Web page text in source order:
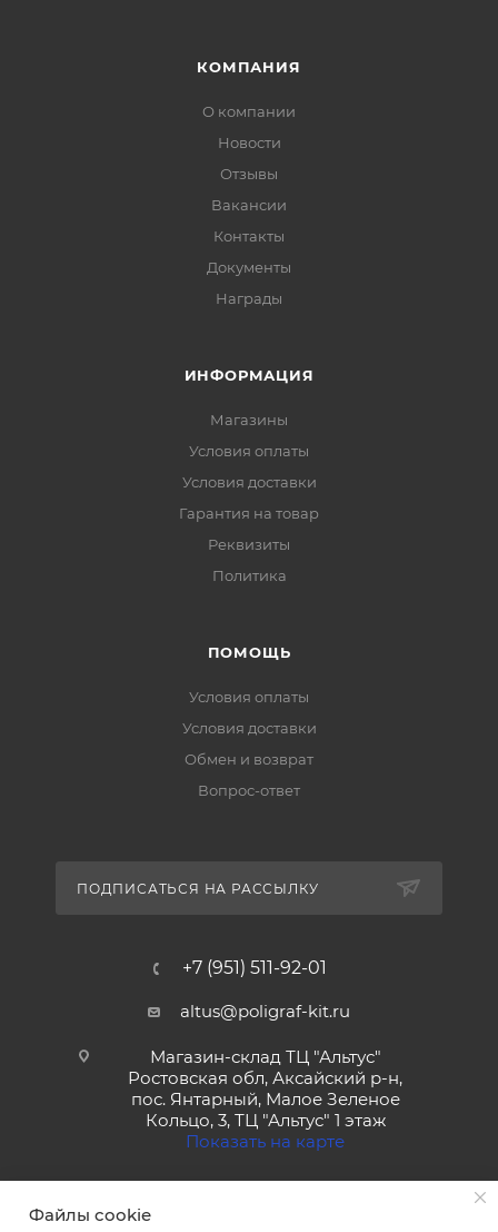
КОМПАНИЯ
О компании
Новости
Отзывы
Вакансии
Контакты
Документы
Награды
ИНФОРМАЦИЯ
Магазины
Условия оплаты
Условия доставки
Гарантия на товар
Реквизиты
Политика
ПОМОЩЬ
Условия оплаты
Условия доставки
Обмен и возврат
Вопрос-ответ
ПОДПИСАТЬСЯ НА РАССЫЛКУ
+7 (951) 511-92-01
altus@poligraf-kit.ru
Магазин-склад ТЦ "Альтус"
Ростовская обл, Аксайский р-н,
пос. Янтарный, Малое Зеленое
Кольцо, 3, ТЦ "Альтус" 1 этаж
Показать на карте
Файлы cookie